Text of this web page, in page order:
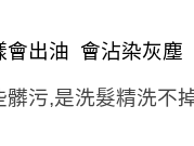
會出油 會沾染灰塵
髒污,是洗髮精洗不